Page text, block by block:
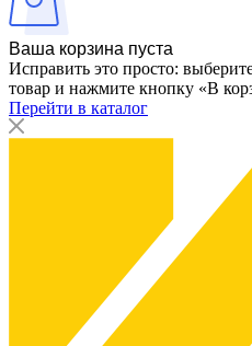
Ваша корзина пуста
Исправить это просто:
товар и нажмите кнопку «В
Перейти в каталог